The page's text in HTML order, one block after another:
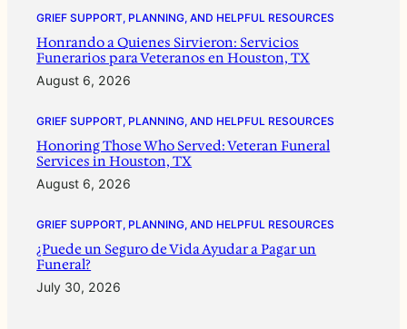
GRIEF SUPPORT, PLANNING, AND HELPFUL RESOURCES
Honrando a Quienes Sirvieron: Servicios
Funerarios para Veteranos en Houston, TX
August 6, 2026
GRIEF SUPPORT, PLANNING, AND HELPFUL RESOURCES
Honoring Those Who Served: Veteran Funeral
Services in Houston, TX
August 6, 2026
GRIEF SUPPORT, PLANNING, AND HELPFUL RESOURCES
¿Puede un Seguro de Vida Ayudar a Pagar un
Funeral?
July 30, 2026